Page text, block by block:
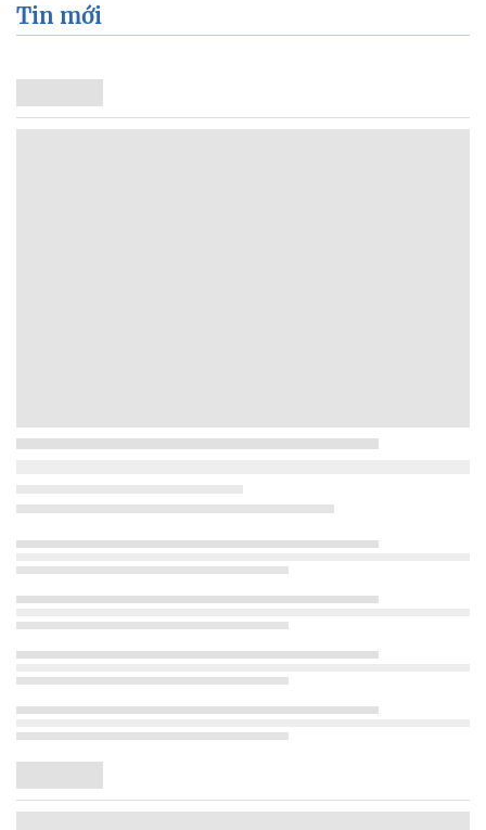
Tin mới